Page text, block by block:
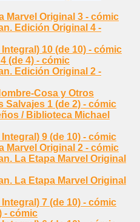
Marvel Original 3 - cómic
Edición Original 4 -
10 (de 10) - cómic
(de 4) - cómic
Edición Original 2 -
Cosa y Otros
Salvajes 1 (de 2) - cómic
/ Biblioteca Michael
9 (de 10) - cómic
Marvel Original 2 - cómic
La Etapa Marvel Original
La Etapa Marvel Original
7 (de 10) - cómic
- cómic